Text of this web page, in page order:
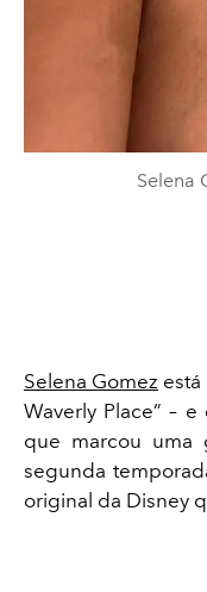
Selena
Selena Gomez
Waverly Place” –
que marcou uma
segunda
original da Disney